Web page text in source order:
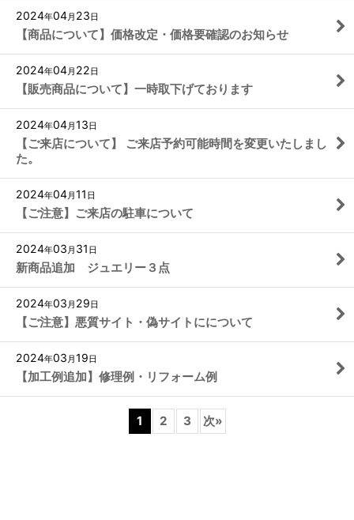
2024年04月 23日
【商品について】価格改定・価格要確認のお知らせ
2024年04月 22日
【販売商品について】一時取下げております
2024年04月13日
【ご来店について】 ご来店予約可能時間を変更いたしまし
た。
2024年04月11 日
【ご注意】ご来店の駐車について
2024年03 月 31 日
新商品追加 ジュエリー３点
2024年03 月 29日
【ご注意】悪質サイト・偽サイトにについて
2024年03 月19日
【加工例追加】修理例・リフォーム例
1 2 3 次»